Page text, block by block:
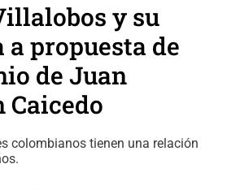
y su
a propuesta de
de Juan
Caicedo
colombianos tienen una relación